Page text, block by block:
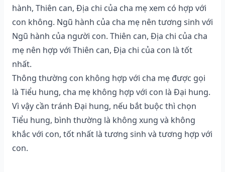
hành, Thiên can, Địa chi của cha mẹ xem có hợp với
con không. Ngũ hành của cha mẹ nên tương sinh với
Ngũ hành của người con. Thiên can, Địa chi của cha
mẹ nên hợp với Thiên can, Địa chi của con là tốt
nhất.
Thông thường con không hợp với cha mẹ được gọi
là Tiểu hung, cha mẹ không hợp với con là Đại hung.
Vì vậy cần tránh Đại hung, nếu bắt buộc thì chọn
Tiểu hung, bình thường là không xung và không
khắc với con, tốt nhất là tương sinh và tương hợp với
con.